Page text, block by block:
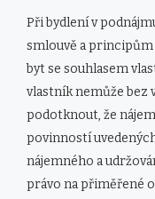
Při bydlení v
smlouvě a principům
byt se souhlasem
vlastník nemůže bez
podotknout, že
povinností
nájemného a
právo na přiměřené